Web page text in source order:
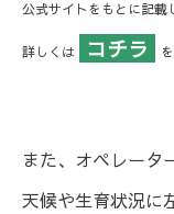
公式サイトをもとに記載
詳しくは コチラ
また、オペレータ
天候や生育状況に